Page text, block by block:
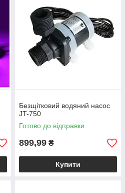
Безщітковий водяний насос
JT-750
Готово до відправки
899,99 ₴
Купити